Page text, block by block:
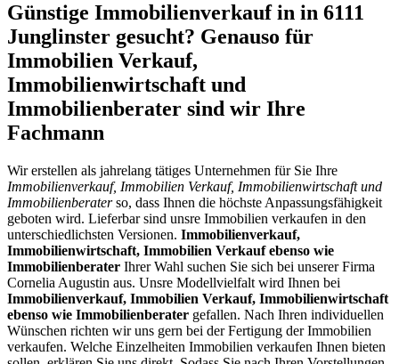
Günstige Immobilienverkauf in in 6111
Junglinster gesucht? Genauso für
Immobilien Verkauf,
Immobilienwirtschaft und
Immobilienberater sind wir Ihre
Fachmann
Wir erstellen als jahrelang tätiges Unternehmen für Sie Ihre
Immobilienverkauf, Immobilien Verkauf, Immobilienwirtschaft und
Immobilienberaterso, dass Ihnen die höchste Anpassungsfähigkeit
geboten wird. Lieferbar sind unsre Immobilien verkaufen in den
unterschiedlichsten Versionen. Immobilienverkauf,
Immobilienwirtschaft, Immobilien Verkauf ebenso wie
Immobilienberater Ihrer Wahl suchen Sie sich bei unserer Firma
Cornelia Augustin aus. Unsre Modellvielfalt wird Ihnen bei
Immobilienverkauf, Immobilien Verkauf, Immobilienwirtschaft
ebenso wie Immobilienberater gefallen. Nach Ihren individuellen
Wünschen richten wir uns gern bei der Fertigung der Immobilien
verkaufen. Welche Einzelheiten Immobilien verkaufen Ihnen bieten